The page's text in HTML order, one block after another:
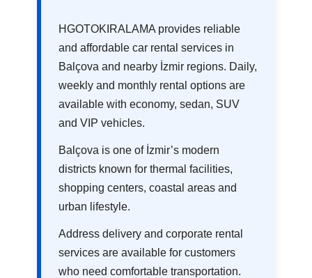
HGOTOKIRALAMA provides reliable
and affordable car rental services in
Balçova and nearby İzmir regions. Daily,
weekly and monthly rental options are
available with economy, sedan, SUV
and VIP vehicles.
Balçova is one of İzmir’s modern
districts known for thermal facilities,
shopping centers, coastal areas and
urban lifestyle.
Address delivery and corporate rental
services are available for customers
who need comfortable transportation.